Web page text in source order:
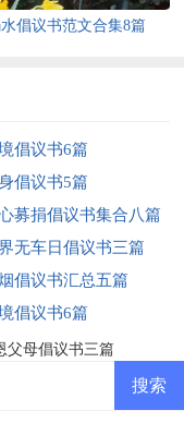
倡议书范文合集8篇
倡议书6篇
倡议书5篇
募捐倡议书集合八篇
无车日倡议书三篇
倡议书汇总五篇
倡议书6篇
父母倡议书三篇